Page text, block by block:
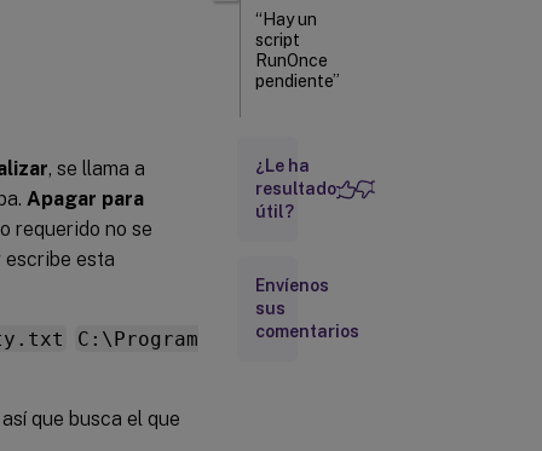
, se llama a
Apagar para
requerido no se
escribe esta
C:\Program
que busca el que
“Hay un
script
RunOnce
pendiente”
reinicio
pendiente
después de
“Una
operación
¿Le ha
resultado
útil?
Envíenos
sus
comentarios